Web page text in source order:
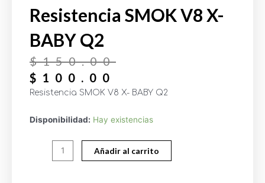
Resistencia SMOK V8 X-
BABY Q2
$150.00
$ 100.00
Resistencia SMOK V8 X- BABY Q2
Disponibilidad: Hay existencias
Añadir al carrito